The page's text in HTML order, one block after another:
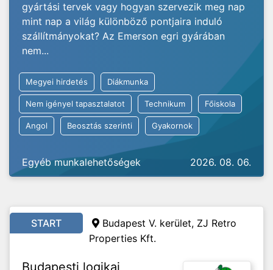
gyártási tervek vagy hogyan szervezik meg nap
mint nap a világ különböző pontjaira induló
szállítmányokat? Az Emerson egri gyárában
nem...
Megyei hirdetés Diákmunka
Nem igényel tapasztalatot Technikum Főiskola
Angol Beosztás szerinti Gyakornok
Egyéb munkalehetőségek 2026. 08. 06.
START
Budapest V. kerület, ZJ Retro
Properties Kft.
Budapesti logikai